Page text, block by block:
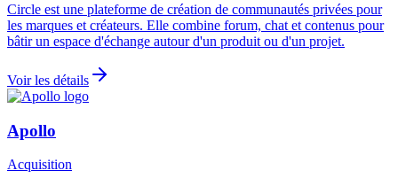
Circle est une plateforme de création de communautés privées pour
les marques et créateurs. Elle combine forum, chat et contenus pour
bâtir un espace d'échange autour d'un produit ou d'un projet.
Voir les détails
Apollo
Acquisition